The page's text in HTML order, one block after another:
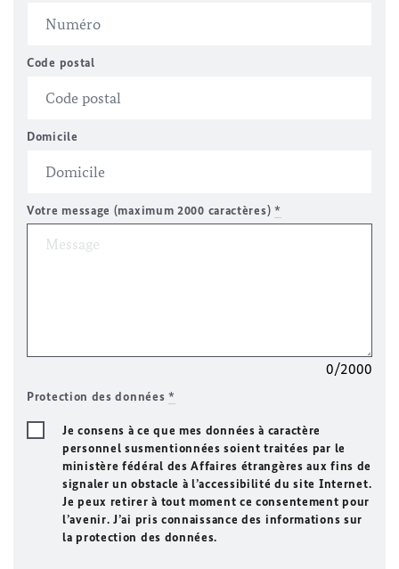
Code postal
Domicile
Votre message (maximum 2000 caractères) *
0/2000
Protection des données*
Je consens à ce que mes données à caractère
personnel susmentionnées soient traitées par le
ministère fédéral des Affaires étrangères aux fins de
signaler un obstacle à l’accessibilité du site Internet.
Je peux retirer à tout moment ce consentement pour
l’avenir. J’ai pris connaissance des informations sur
la protection des données.